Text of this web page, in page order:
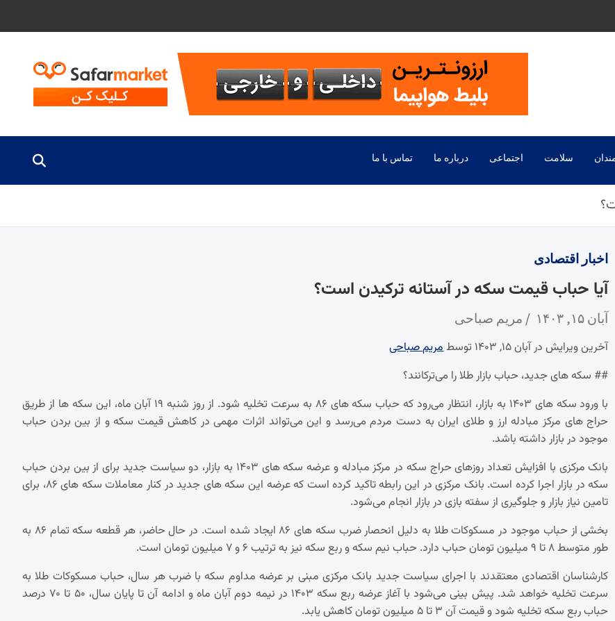
سلامت اجتماعی درباره ما تماس با ما
اخبار اقتصادی
آیا حباب قیمت سکه در آستانه ترکیدن است؟
آبان ۱۵, ۱۴۰۳ مریم صباحی
آخرین ویرایش در آبان ۱۵, ۱۴۰۳ توسط
مریم صباحی
## سکه های جدید، حباب بازار طلا را می‌ترکانند؟
با ورود سکه های ۱۴۰۳ به بازار، انتظار می‌رود که حباب سکه های ۸۶ به سرعت تخلیه شود. از روز شنبه ۱۹ آبان ماه، این سکه ها از طریق
حراج های مرکز مبادله ارز و طلای ایران به دست مردم می‌رسد و این می‌تواند اثرات مهمی در کاهش قیمت سکه و از بین بردن حباب
موجود در بازار داشته باشد.
بانک مرکزی با افزایش تعداد روزهای حراج سکه در مرکز مبادله و عرضه سکه های ۱۴۰۳ به بازار، دو سیاست جدید برای از بین بردن حباب
سکه در بازار اجرا کرده است. بانک مرکزی در این رابطه تاکید کرده است که عرضه این سکه های جدید در کنار معاملات سکه های ۸۶، برای
تامین نیاز بازار و جلوگیری از سفته بازی در بازار انجام می‌شود.
بخشی از حباب موجود در مسکوکات طلا به دلیل انحصار ضرب سکه های ۸۶ ایجاد شده است. در حال حاضر، هر قطعه سکه تمام ۸۶ به
طور متوسط ۸ تا ۹ میلیون تومان حباب دارد. حباب نیم سکه و ربع سکه نیز به ترتیب ۶ و ۷ میلیون تومان است.
کارشناسان اقتصادی معتقدند با اجرای سیاست جدید بانک مرکزی مبنی بر عرضه مداوم سکه با ضرب هر سال، حباب مسکوکات طلا به
سرعت تخلیه خواهد شد. پیش بینی می‌شود با آغاز عرضه ربع سکه ۱۴۰۳ در نیمه دوم آبان ماه و ادامه آن تا پایان سال، ۵۰ تا ۷۰ درصد
حباب ربع سکه تخلیه شود و قیمت آن ۳ تا ۵ میلیون تومان کاهش یابد.